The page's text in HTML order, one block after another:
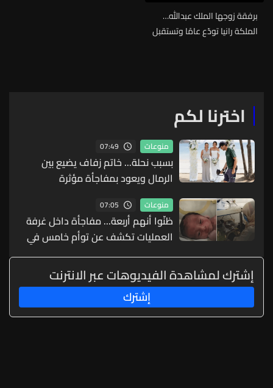
برفقة زوجها الملك عبدالله…
الملكة رانيا تودّع عامًا وتستقبل
اخترنا لكم
منوعات 07:49
بسبب نحلة... خاتم زفاف يضيع بين
الرمال ويعود بمفاجأة مؤثرة
منوعات 07:05
ظنّوا أنهم أربعة... مفاجأة داخل غرفة
العمليات تكشف عن توأم خامس في
ولادة نادرة
إشترك لمشاهدة الفيديوهات عبر الانترنت
إشترك